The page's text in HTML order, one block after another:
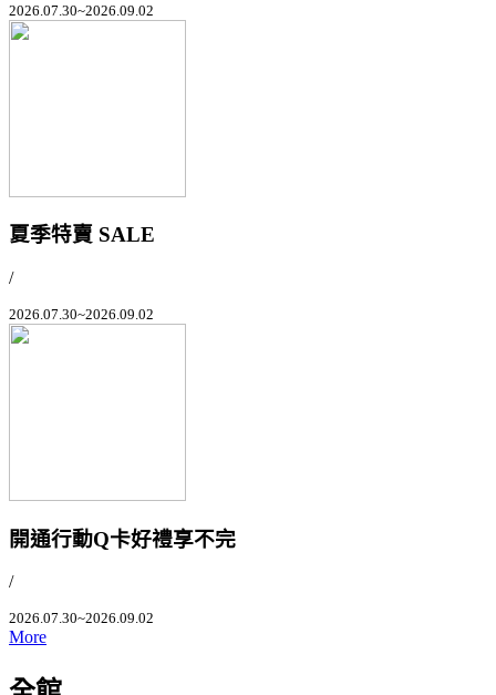
2026.07.30~2026.09.02
夏季特賣 SALE
/
2026.07.30~2026.09.02
開通行動Q卡好禮享不完
/
2026.07.30~2026.09.02
More